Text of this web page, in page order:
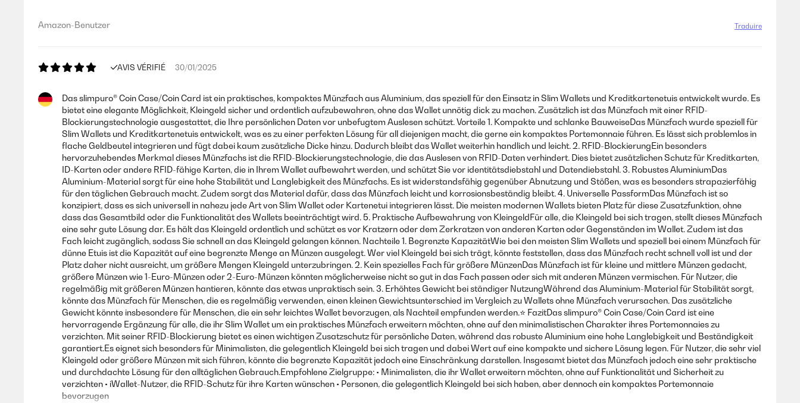
Utente Amazon
AVIS VÉRIFIÉ 21/11/2020
con questo prodotto trasportare gli spiccioli con un portatessere non è più un problema. Ottimo.
Utente Amazon
AVIS VÉRIFIÉ 24/08/2020
Ho comprato questa tessera porta monete per utilizzarlo nel mio iclip, all'inizio l'ho odiato faceva molto attrito con le tessere e le carte circa 6 che avevo nell'iclip ma dopo qualche giorno
circa una settimana di utilizzo va molto fluido e lo trovo fondamentale per avere tasche vuote da quelle 4 5 monete che si hanno spesso in tasca!!
Utente Amazon
AVIS VÉRIFIÉ 09/07/2020
Non è molto pratico ma fa il suo dovere
Utente Amazon
AVIS VÉRIFIÉ 10/01/2020
Amazon-Benutzer Traduire
AVIS VÉRIFIÉ 30/01/2025
Das slimpuro® Coin Case/Coin Card ist ein praktisches, kompaktes Münzfach aus Aluminium, das speziell für den Einsatz in Slim Wallets und Kreditkartenetuis entwickelt wurde. Es
bietet eine elegante Möglichkeit, Kleingeld sicher und ordentlich aufzubewahren, ohne das Wallet unnötig dick zu machen. Zusätzlich ist das Münzfach mit einer RFID-
Blockierungstechnologie ausgestattet, die Ihre persönlichen Daten vor unbefugtem Auslesen schützt. Vorteile 1. Kompakte und schlanke BauweiseDas Münzfach wurde speziell für
Slim Wallets und Kreditkartenetuis entwickelt, was es zu einer perfekten Lösung für all diejenigen macht, die gerne ein kompaktes Portemonnaie führen. Es lässt sich problemlos in
flache Geldbeutel integrieren und fügt dabei kaum zusätzliche Dicke hinzu. Dadurch bleibt das Wallet weiterhin handlich und leicht. 2. RFID-BlockierungEin besonders
hervorzuhebendes Merkmal dieses Münzfachs ist die RFID-Blockierungstechnologie, die das Auslesen von RFID-Daten verhindert. Dies bietet zusätzlichen Schutz für Kreditkarten,
ID-Karten oder andere RFID-fähige Karten, die in Ihrem Wallet aufbewahrt werden, und schützt Sie vor identitätsdiebstahl und Datendiebstahl. 3. Robustes AluminiumDas
Aluminium-Material sorgt für eine hohe Stabilität und Langlebigkeit des Münzfachs. Es ist widerstandsfähig gegenüber Abnutzung und Stößen, was es besonders strapazierfähig
für den täglichen Gebrauch macht. Zudem sorgt das Material dafür, dass das Münzfach leicht und korrosionsbeständig bleibt. 4. Universelle PassformDas Münzfach ist so
konzipiert, dass es sich universell in nahezu jede Art von Slim Wallet oder Kartenetui integrieren lässt. Die meisten modernen Wallets bieten Platz für diese Zusatzfunktion, ohne
dass das Gesamtbild oder die Funktionalität des Wallets beeinträchtigt wird. 5. Praktische Aufbewahrung von KleingeldFür alle, die Kleingeld bei sich tragen, stellt dieses Münzfach
eine sehr gute Lösung dar. Es hält das Kleingeld ordentlich und schützt es vor Kratzern oder dem Zerkratzen von anderen Karten oder Gegenständen im Wallet. Zudem ist das
Fach leicht zugänglich, sodass Sie schnell an das Kleingeld gelangen können. Nachteile 1. Begrenzte KapazitätWie bei den meisten Slim Wallets und speziell bei einem Münzfach für
dünne Etuis ist die Kapazität auf eine begrenzte Menge an Münzen ausgelegt. Wer viel Kleingeld bei sich trägt, könnte feststellen, dass das Münzfach recht schnell voll ist und der
Platz daher nicht ausreicht, um größere Mengen Kleingeld unterzubringen. 2. Kein spezielles Fach für größere MünzenDas Münzfach ist für kleine und mittlere Münzen gedacht,
größere Münzen wie 1-Euro-Münzen oder 2-Euro-Münzen könnten möglicherweise nicht so gut in das Fach passen oder sich mit anderen Münzen vermischen. Für Nutzer, die
regelmäßig mit größeren Münzen hantieren, könnte das etwas unpraktisch sein. 3. Erhöhtes Gewicht bei ständiger NutzungWährend das Aluminium-Material für Stabilität sorgt,
könnte das Münzfach für Menschen, die es regelmäßig verwenden, einen kleinen Gewichtsunterschied im Vergleich zu Wallets ohne Münzfach verursachen. Das zusätzliche
Gewicht könnte insbesondere für Menschen, die ein sehr leichtes Wallet bevorzugen, als Nachteil empfunden werden.⭐ FazitDas slimpuro® Coin Case/Coin Card ist eine
hervorragende Ergänzung für alle, die ihr Slim Wallet um ein praktisches Münzfach erweitern möchten, ohne auf den minimalistischen Charakter ihres Portemonnaies zu
verzichten. Mit seiner RFID-Blockierung bietet es einen wichtigen Zusatzschutz für persönliche Daten, während das robuste Aluminium eine hohe Langlebigkeit und Beständigkeit
garantiert.Es eignet sich besonders für Minimalisten, die gelegentlich Kleingeld bei sich tragen und dabei Wert auf eine kompakte und sichere Lösung legen. Für Nutzer, die sehr viel
Kleingeld oder größere Münzen mit sich führen, könnte die begrenzte Kapazität jedoch eine Einschränkung darstellen. Insgesamt bietet das Münzfach jedoch eine sehr praktische
und durchdachte Lösung für den alltäglichen Gebrauch.Empfohlene Zielgruppe: • Minimalisten, die ihr Wallet erweitern möchten, ohne auf Funktionalität und Sicherheit zu
verzichten • iWallet-Nutzer, die RFID-Schutz für ihre Karten wünschen • Personen, die gelegentlich Kleingeld bei sich haben, aber dennoch ein kompaktes Portemonnaie
bevorzugen